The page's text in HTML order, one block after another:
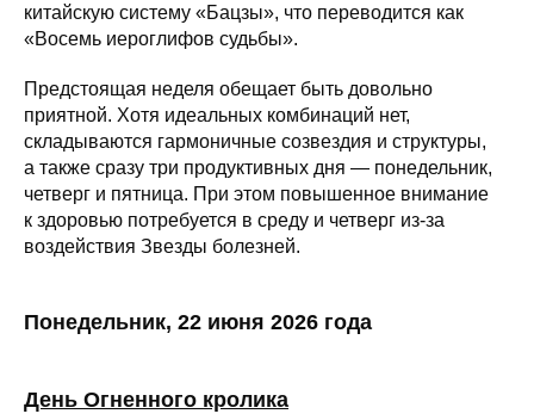
китайскую систему «Бацзы», что переводится как
«Восемь иероглифов судьбы».
Предстоящая неделя обещает быть довольно
приятной. Хотя идеальных комбинаций нет,
складываются гармоничные созвездия и структуры,
а также сразу три продуктивных дня — понедельник,
четверг и пятница. При этом повышенное внимание
к здоровью потребуется в среду и четверг из-за
воздействия Звезды болезней.
Понедельник, 22 июня 2026 года
День Огненного кролика